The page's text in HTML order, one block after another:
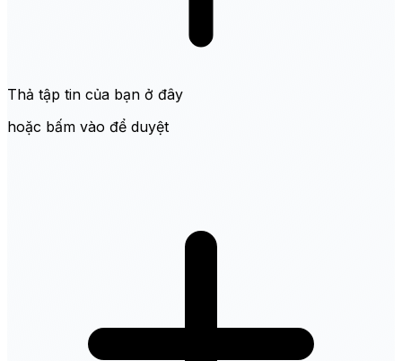
Thả tập tin của bạn ở đây
hoặc bấm vào để duyệt